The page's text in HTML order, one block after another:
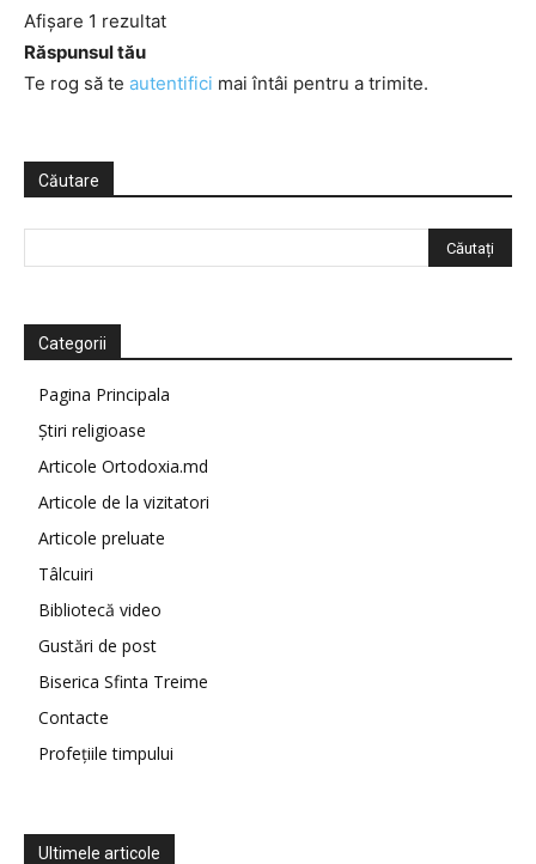
Afișare 1 rezultat
Răspunsul tău
Te rog să te autentifici mai întâi pentru a trimite.
Căutare
Categorii
Pagina Principala
Știri religioase
Articole Ortodoxia.md
Articole de la vizitatori
Articole preluate
Tâlcuiri
Bibliotecă video
Gustări de post
Biserica Sfinta Treime
Contacte
Profețiile timpului
Ultimele articole